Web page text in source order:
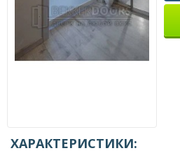
ХАРАКТЕРИСТИКИ: